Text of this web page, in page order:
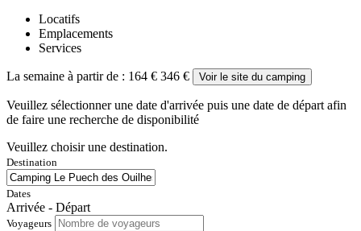
Locatifs
Emplacements
Services
La semaine à partir de : 164 € 346 € Voir le site du camping
Veuillez sélectionner une date d'arrivée puis une date de départ afin
de faire une recherche de disponibilité
Veuillez choisir une destination.
Destination
Dates
Arrivée - Départ
Voyageurs